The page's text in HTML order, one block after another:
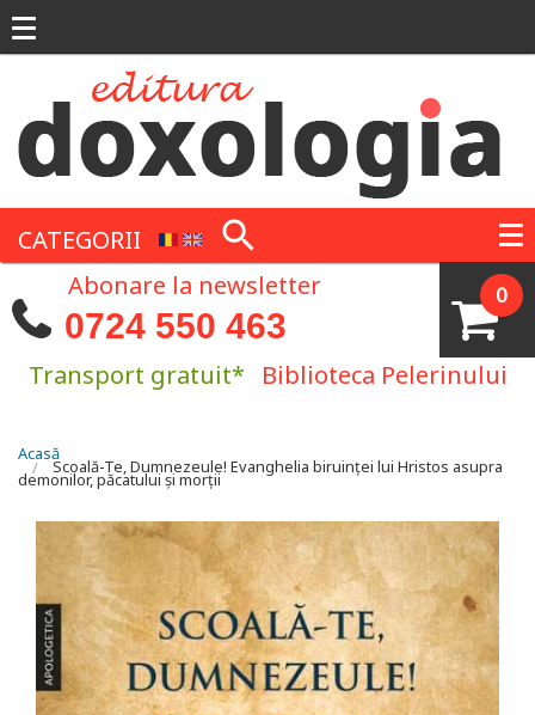
CATEGORII
0
Abonare la newsletter
0724 550 463
Transport gratuit* Biblioteca Pelerinului
Eşti aici
Acasă
Scoală-Te, Dumnezeule! Evanghelia biruinței lui Hristos asupra
demonilor, păcatului și morții